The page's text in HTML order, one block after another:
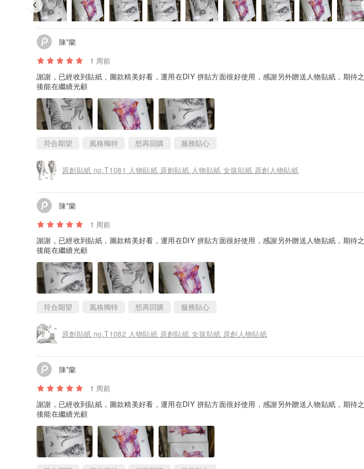
陳*蘭
1 周前
謝謝，已經收到貼紙，圖款精美好看，運用在DIY 拼貼方面很好使用，感謝另外贈送人物貼紙，期待之
後能在繼續光顧
符合期望 風格獨特 想再回購 服務貼心
原創貼紙 no.T1081 人物貼紙 原創貼紙 人物貼紙 女孩貼紙 原創人物貼紙
陳*蘭
1 周前
謝謝，已經收到貼紙，圖款精美好看，運用在DIY 拼貼方面很好使用，感謝另外贈送人物貼紙，期待之
後能在繼續光顧
符合期望 風格獨特 想再回購 服務貼心
原創貼紙 no.T1082 人物貼紙 原創貼紙 女孩貼紙 原創人物貼紙
陳*蘭
1 周前
謝謝，已經收到貼紙，圖款精美好看，運用在DIY 拼貼方面很好使用，感謝另外贈送人物貼紙，期待之
後能在繼續光顧